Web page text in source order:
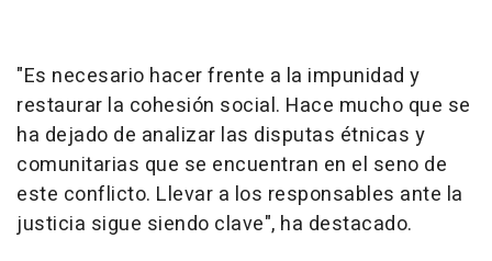
"Es necesario hacer frente a la impunidad y
restaurar la cohesión social. Hace mucho que se
ha dejado de analizar las disputas étnicas y
comunitarias que se encuentran en el seno de
este conflicto. Llevar a los responsables ante la
justicia sigue siendo clave", ha destacado.